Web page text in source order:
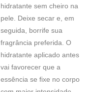
hidratante sem cheiro na
pele. Deixe secar e, em
seguida, borrife sua
fragrância preferida. O
hidratante aplicado antes
vai favorecer que a
essência se fixe no corpo